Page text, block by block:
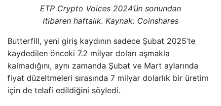
ETP Crypto Voices 2024’ün sonundan
itibaren haftalık. Kaynak: Coinshares
Butterfill, yeni giriş kaydının sadece Şubat 2025’te
kaydedilen önceki 7.2 milyar doları aşmakla
kalmadığını, aynı zamanda Şubat ve Mart aylarında
fiyat düzeltmeleri sırasında 7 milyar dolarlık bir üretim
için de telafi edildiğini söyledi.